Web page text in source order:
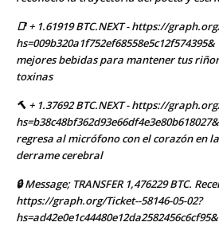
📑 + 1.61919 BTC.NEXT - https://
hs=009b320a1f752ef68558e5c12f574395&
mejores bebidas para mantener tus
toxinas
🔨 + 1.37692 BTC.NEXT - https://
regresa al micrófono con el corazón en
derrame cerebral
🔒 Message; TRANSFER 1,476229 BTC.
https://graph.org/Ticket--58146-05-02?
hs=ad42e0e1c44480e12da2582456c6cf95&